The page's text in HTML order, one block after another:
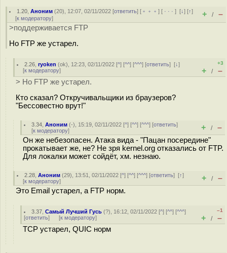
1.20 ,Аноним (20), 12:07, 02/11/2022 [ответить] [ ﹢﹢﹢] [ · · ·][↓] [↑]
[к модератору] + / –
>поддерживается FTP
Но FTP же устарел.
2.26 ,ryoken (ok), 12:23, 02/11/2022 [^] [^^] [^^^] [ответить][↓]
[к модератору]
+3
+ / –
> Но FTP же устарел.
Кто сказал? Откручивальщики из браузеров?
"Бессовестно врут!"
3.34 ,Аноним (-), 15:19, 02/11/2022 [^] [^^] [^^^] [ответить]
[к модератору] + / –
Он же небезопасен. Атака вида - "Пацан посередине"
прокатывает же, не? Не зря kernel.org отказались от FTP.
Для локалки может сойдёт, хм. незнаю.
2.28 ,Аноним (29), 13:51, 02/11/2022 [^] [^^] [^^^] [ответить][↑]
[к модератору] + / –
Это Email устарел, а FTP норм.
3.37 ,Самый Лучший Гусь (?), 16:12, 02/11/2022 [^] [^^] [^^^]
[ответить] [к модератору]
–1
+ / –
TCP устарел, QUIC норм